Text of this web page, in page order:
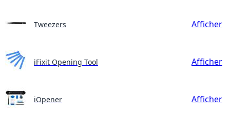
Tweezers Afficher
iFixit Opening Tool Afficher
iOpener Afficher